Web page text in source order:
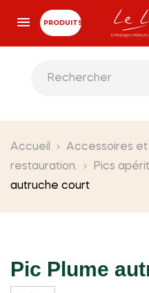
PRODUITS
Accueil
Accessoires et
restauration.
Pics
autruche court
Pic Plume